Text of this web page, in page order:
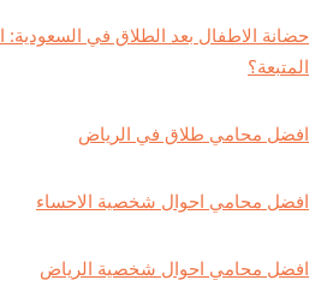
حضانة الاطفال بعد الطلاق في السعودية:
المتبعة؟
افضل محامي طلاق في الرياض
افضل محامي احوال شخصية الاحساء
افضل محامي احوال شخصية الرياض